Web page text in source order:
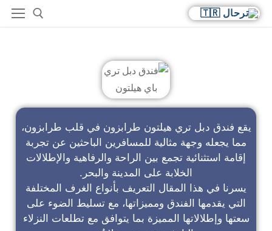
يقع فندق دبل تري هيلتون طرابزون في قلب طرابزون،
مما يجعله وجهة مثالية للمسافرين الباحثين عن تجربة
إقامة استثنائية تجمع بين الراحة والرفاهية والإطلالات
الخلابة على المدينة والبحر.
يسرنا في هذا المقال التعريف بأنواع الغرف المختلفة
التي يقدمها الفندق ومميزاتها، مع تسليط الضوء على
سعتها وإطلالاتها المميزة بما يتوافق مع تطلعات النزلاء